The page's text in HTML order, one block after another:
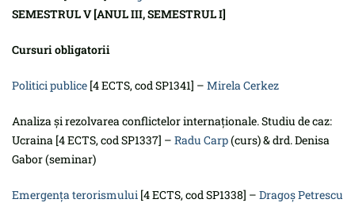
SEMESTRUL V [ANUL III, SEMESTRUL I]
Cursuri obligatorii
Politici publice [4 ECTS, cod SP1341] – Mirela Cerkez
Analiza și rezolvarea conflictelor internaționale. Studiu de caz:
Ucraina [4 ECTS, cod SP1337] – Radu Carp(curs) & drd. Denisa
Gabor (seminar)
Emergența terorismului [4 ECTS, cod SP1338] – Dragoș Petrescu